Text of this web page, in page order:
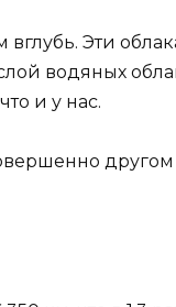
Эти
водяных
и у нас.